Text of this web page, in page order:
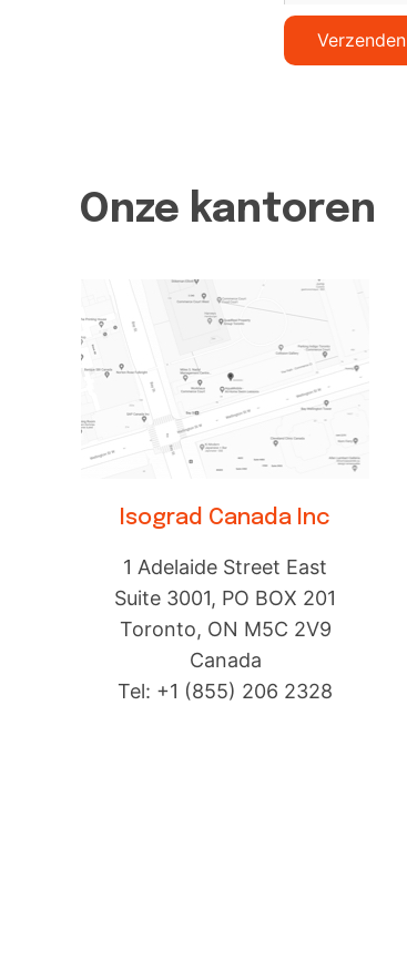
Verzenden
Onze kantoren
Isograd Canada Inc
1 Adelaide Street East
Suite 3001, PO BOX 201
Toronto, ON M5C 2V9
Canada
Tel: +1 (855) 206 2328